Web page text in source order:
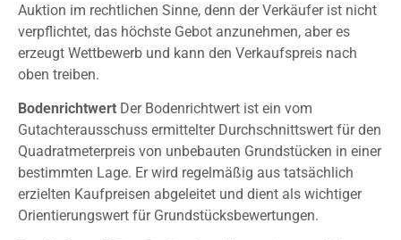
Auktion im rechtlichen Sinne, denn der Verkäufer ist nicht
verpflichtet, das höchste Gebot anzunehmen, aber es
erzeugt Wettbewerb und kann den Verkaufspreis nach
oben treiben.
Bodenrichtwert Der Bodenrichtwert ist ein vom
Gutachterausschuss ermittelter Durchschnittswert für den
Quadratmeterpreis von unbebauten Grundstücken in einer
bestimmten Lage. Er wird regelmäßig aus tatsächlich
erzielten Kaufpreisen abgeleitet und dient als wichtiger
Orientierungswert für Grundstücksbewertungen.